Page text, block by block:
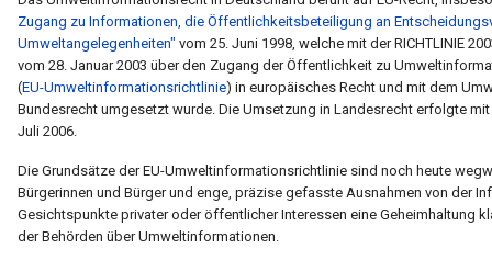
Zugang zu Informationen, die Öffentlichkeitsbeteiligung an
Umweltangelegenheiten" vom 25. Juni 1998, welche mit der RICHTLINIE
vom 28. Januar 2003 über den Zugang der Öffentlichkeit zu
(EU-Umweltinformationsrichtlinie) in europäisches Recht und mit dem
Bundesrecht umgesetzt wurde. Die Umsetzung in Landesrecht erfolgte
Juli 2006.
Die Grundsätze der EU-Umweltinformationsrichtlinie sind noch heute
Bürgerinnen und Bürger und enge, präzise gefasste Ausnahmen von der
Gesichtspunkte privater oder öffentlicher Interessen eine Geheimhaltung
der Behörden über Umweltinformationen.